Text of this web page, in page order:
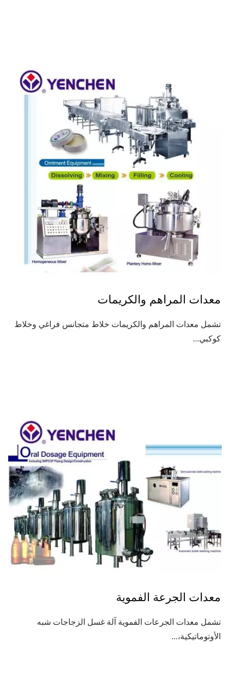
معدات المراهم والكريمات
تشمل معدات المراهم والكريمات خلاط متجانس فراغي وخلاط
كوكبي...
معدات الجرعة الفموية
تشمل معدات الجرعات الفموية آلة غسل الزجاجات شبه
الأوتوماتيكية،...